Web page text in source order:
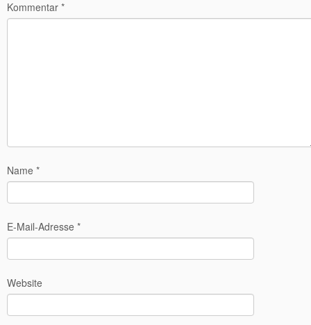
Kommentar *
Name *
E-Mail-Adresse *
Website